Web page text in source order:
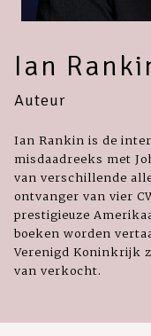
Ian
Auteur
Ian Rankin is de
misdaadreeks met
van verschillende
ontvanger van vier
prestigieuze
boeken worden
Verenigd Koninkrijk
van verkocht.